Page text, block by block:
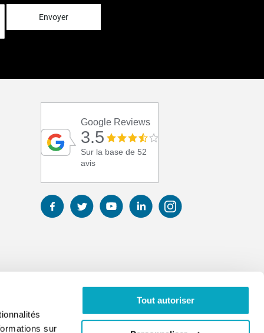
sur
Tout autoriser
Envoyer
Google Reviews
3.5
Sur la base de 52
avis